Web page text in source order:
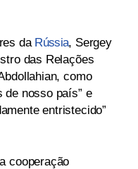
da Rússia, Sergey
das Relações
como
​​de nosso país” e
entristecido”
cooperação